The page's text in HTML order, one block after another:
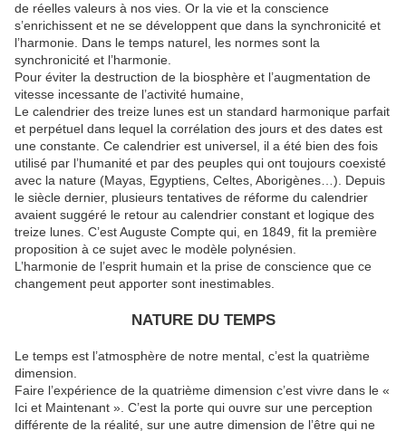
de réelles valeurs à nos vies. Or la vie et la conscience
s’enrichissent et ne se développent que dans la synchronicité et
l’harmonie. Dans le temps naturel, les normes sont la
synchronicité et l’harmonie.
Pour éviter la destruction de la biosphère et l’augmentation de
vitesse incessante de l’activité humaine,
Le calendrier des treize lunes est un standard harmonique parfait
et perpétuel dans lequel la corrélation des jours et des dates est
une constante. Ce calendrier est universel, il a été bien des fois
utilisé par l’humanité et par des peuples qui ont toujours coexisté
avec la nature (Mayas, Egyptiens, Celtes, Aborigènes…). Depuis
le siècle dernier, plusieurs tentatives de réforme du calendrier
avaient suggéré le retour au calendrier constant et logique des
treize lunes. C’est Auguste Compte qui, en 1849, fit la première
proposition à ce sujet avec le modèle polynésien.
L’harmonie de l’esprit humain et la prise de conscience que ce
changement peut apporter sont inestimables.
NATURE DU TEMPS
Le temps est l’atmosphère de notre mental, c’est la quatrième
dimension.
Faire l’expérience de la quatrième dimension c’est vivre dans le «
Ici et Maintenant ». C’est la porte qui ouvre sur une perception
différente de la réalité, sur une autre dimension de l’être qui ne